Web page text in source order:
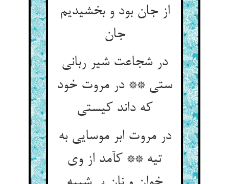
از جان بود و بخشیدیم
جان‌‌
در شجاعت شیر ربانی
ستی ** در مروت خود
در مروت ابر موسایی به
تیه ** کآمد از وی